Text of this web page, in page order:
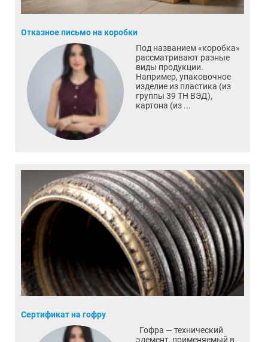
Отказное письмо на коробки
Под названием «коробка»
рассматривают разные
виды продукции.
Например, упаковочное
изделие из пластика (из
группы 39 ТН ВЭД),
картона (из ...
Сертификат на гофру
Гофра — технический
элемент, применяемый в